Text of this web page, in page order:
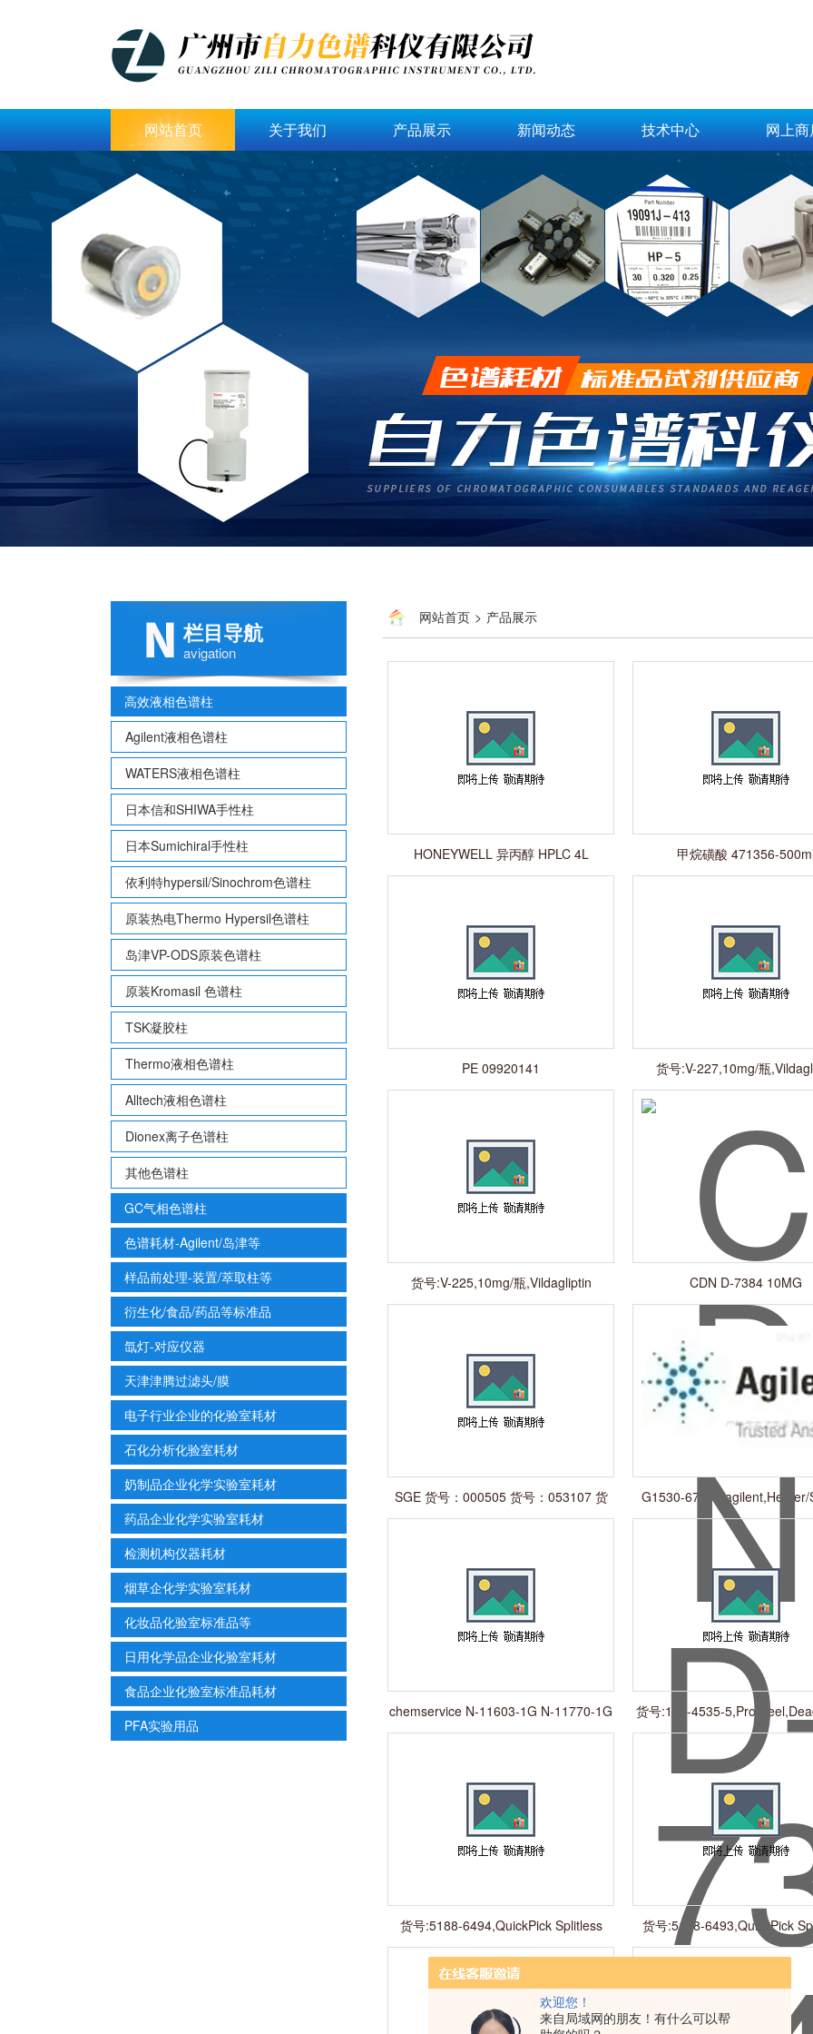
欢迎您！
来自局域网的朋友！有什么可以帮
网站首页 关于我们 产品展示 新闻动态 技术中心 网上商
栏目导航
avigation
高效液相色谱柱
Agilent液相色谱柱
WATERS液相色谱柱
日本信和SHIWA手性柱
日本Sumichiral手性柱
依利特hypersil/Sinochrom色谱柱
原装热电Thermo Hypersil色谱柱
岛津VP-ODS原装色谱柱
原装Kromasil 色谱柱
TSK凝胶柱
Thermo液相色谱柱
Alltech液相色谱柱
Dionex离子色谱柱
其他色谱柱
GC气相色谱柱
色谱耗材-Agilent/岛津等
样品前处理-装置/萃取柱等
衍生化/食品/药品等标准品
氙灯-对应仪器
天津津腾过滤头/膜
电子行业企业的化验室耗材
石化分析化验室耗材
奶制品企业化学实验室耗材
药品企业化学实验室耗材
检测机构仪器耗材
烟草企化学实验室耗材
化妆品化验室标准品等
日用化学品企业化验室耗材
食品企业化验室标准品耗材
PFA实验用品
网站首页 > 产品展示
HONEYWELL 异丙醇 HPLC 4L 甲烷磺酸 471356-
PE 09920141
货号:V-227,10mg/瓶
Impurity 2 （Mixtur
货号:V-225,10mg/瓶,Vildagliptin
Related Compound 2
CDN D-7384 10MG
SGE 货号：000505 货号：053107 货
号：002902 货号： 031930 货号
G1530-67950,agilent,Heater/
Assembly
chemservice N-11603-1G N-11770-1G
N-11704-1G
货号:160-4535-
-.530mm
货号:5188-6494,QuickPick Splitless
Inlet PM Kit
货号:5188-6493,QuickPick
PM Kit